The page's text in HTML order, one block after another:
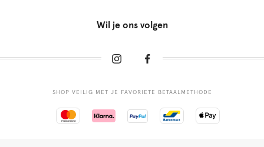
Wil je ons volgen
SHOP VEILIG MET JE FAVORIETE BETAALMETHODE